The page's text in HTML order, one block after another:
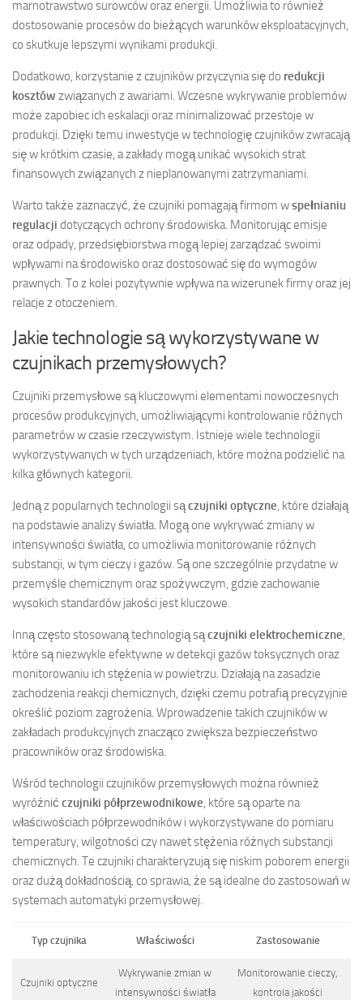
marnotrawstwo surowców oraz energii. Umożliwia to również
dostosowanie procesów do bieżących warunków eksploatacyjnych,
co skutkuje lepszymi wynikami produkcji.
Dodatkowo, korzystanie z czujników przyczynia się do redukcji
kosztów związanych z awariami. Wczesne wykrywanie problemów
może zapobiec ich eskalacji oraz minimalizować przestoje w
produkcji. Dzięki temu inwestycje w technologię czujników zwracają
się w krótkim czasie, a zakłady mogą unikać wysokich strat
finansowych związanych z nieplanowanymi zatrzymaniami.
Warto także zaznaczyć, że czujniki pomagają firmom wspełnianiu
regulacji dotyczących ochrony środowiska. Monitorując emisje
oraz odpady, przedsiębiorstwa mogą lepiej zarządzać swoimi
wpływami na środowisko oraz dostosować się do wymogów
prawnych. To z kolei pozytywnie wpływa na wizerunek firmy oraz jej
relacje z otoczeniem.
Jakie technologie są wykorzystywane w
czujnikach przemysłowych?
Czujniki przemysłowe są kluczowymi elementami nowoczesnych
procesów produkcyjnych, umożliwiającymi kontrolowanie różnych
parametrów w czasie rzeczywistym. Istnieje wiele technologii
wykorzystywanych w tych urządzeniach, które można podzielić na
kilka głównych kategorii.
Jedną z popularnych technologii sączujniki optyczne, które działają
na podstawie analizy światła. Mogą one wykrywać zmiany w
intensywności światła, co umożliwia monitorowanie różnych
substancji, w tym cieczy i gazów. Są one szczególnie przydatne w
przemyśle chemicznym oraz spożywczym, gdzie zachowanie
wysokich standardów jakości jest kluczowe.
Inną często stosowaną technologią sączujniki elektrochemiczne,
które są niezwykle efektywne w detekcji gazów toksycznych oraz
monitorowaniu ich stężenia w powietrzu. Działają na zasadzie
zachodzenia reakcji chemicznych, dzięki czemu potrafią precyzyjnie
określić poziom zagrożenia. Wprowadzenie takich czujników w
zakładach produkcyjnych znacząco zwiększa bezpieczeństwo
pracowników oraz środowiska.
Wśród technologii czujników przemysłowych można również
wyróżnić czujniki półprzewodnikowe, które są oparte na
właściwościach półprzewodników i wykorzystywane do pomiaru
temperatury, wilgotności czy nawet stężenia różnych substancji
chemicznych. Te czujniki charakteryzują się niskim poborem energii
oraz dużą dokładnością, co sprawia, że są idealne do zastosowań w
systemach automatyki przemysłowej.
Typ czujnika Właściwości Zastosowanie
Czujniki optyczne
Wykrywanie zmian w
intensywności światła
Monitorowanie cieczy,
kontrola jakości